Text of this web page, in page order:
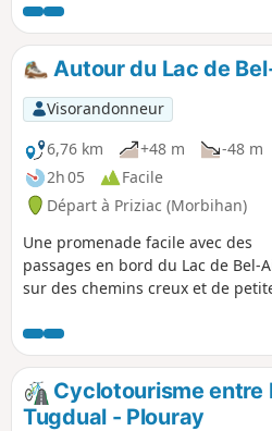
castrale de Kermain. Vous
chapelles, églises et fontaines,
justice à Priziac. En fin de
avec une pause détente au lac du
pourrez pique-niquer, pratiquer
voile, du pédalo ou, tout
naturel. Vous trouverez aussi
bien équipé, au bord du Lac,
à Langonnet.
Autour du Lac de
Visorandonneur
6,76 km
+48 m
-48 m
2h 05
Facile
Départ à Priziac (Morbihan)
Une promenade facile avec des
passages en bord du Lac de Bel-
sur des chemins creux et de
Cyclotourisme entre
Tugdual - Plouray